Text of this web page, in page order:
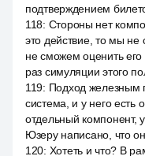
подтверждением
118: Стороны нет
это действие, то мы
не сможем оценить его
раз симуляции этого
119: Подход железным
система, и у него есть
отдельный компонент,
Юзеру написано, что
120: Хотеть и что? В